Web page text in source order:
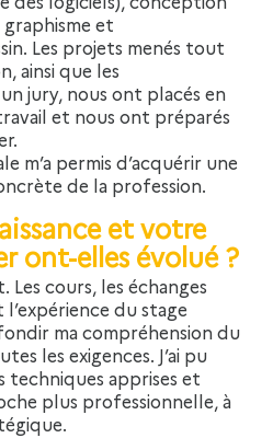
et
Les projets menés tout
ainsi que les
jury, nous ont placés en
et nous ont préparés
m’a permis d’acquérir une
de la profession.
et votre
ont-elles évolué ?
cours, les échanges
du stage
ma compréhension du
les exigences. J’ai pu
apprises et
plus professionnelle, à